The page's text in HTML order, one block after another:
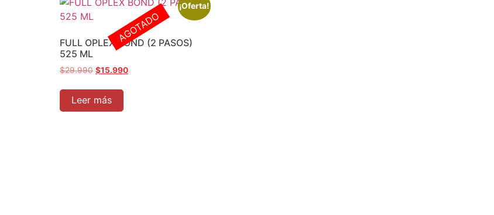
¡Oferta!
FULL OPLEX BOND (2 PASOS)
525 ML
$29.990 $15.990
Leer más
AGOTADO